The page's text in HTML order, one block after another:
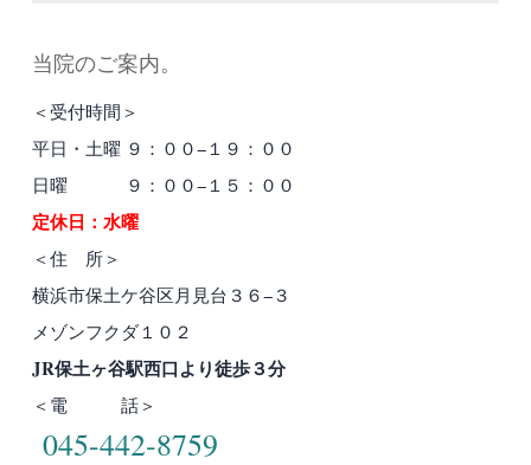
当院のご案内。
＜受付時間＞
平日・土曜 ９：００−１９：００
日曜 ９：００−１５：００
定休日：水曜
＜住 所＞
横浜市保土ケ谷区月見台３６−３
メゾンフクダ１０２
JR保土ヶ谷駅西口より徒歩３分
＜電 話＞
045-442-8759